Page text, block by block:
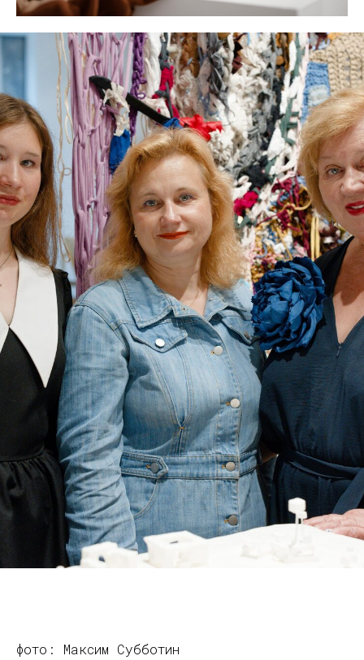
фото: Максим Субботин